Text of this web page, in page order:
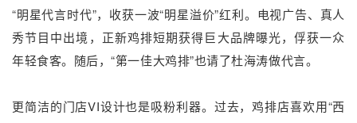
“明星代言时代”，收获一波“明星溢价”红利。电视广告、真人
秀节目中出境，正新鸡排短期获得巨大品牌曝光，俘获一众
年轻食客。随后，“第一佳大鸡排”也请了杜海涛做代言。
更简洁的门店VI设计也是吸粉利器。过去，鸡排店喜欢用“西